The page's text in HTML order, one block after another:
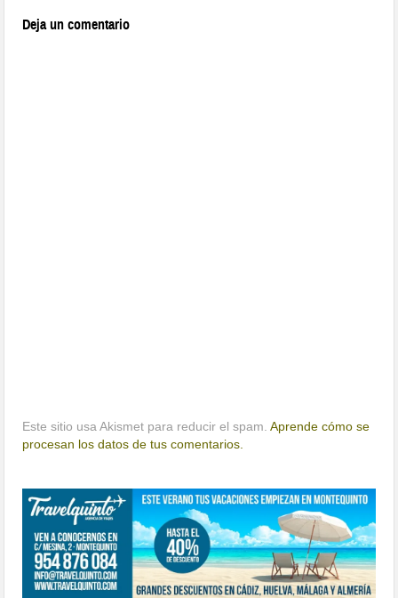
Deja un comentario
Este sitio usa Akismet para reducir el spam.Aprende cómo se
procesan los datos de tus comentarios.